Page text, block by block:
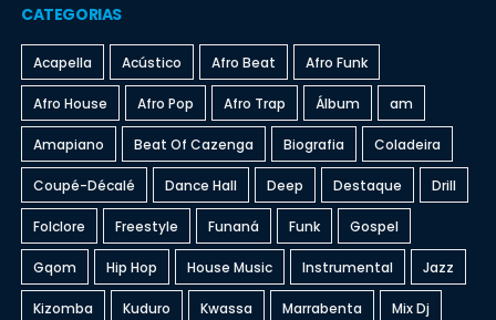
CATEGORIAS
Acapella Acústico Afro Beat Afro Funk
Afro House Afro Pop Afro Trap Álbum am
Amapiano Beat Of Cazenga Biografia Coladeira
Coupé-Décalé Dance Hall Deep Destaque Drill
Folclore Freestyle Funaná Funk Gospel
Gqom Hip Hop House Music Instrumental Jazz
Kizomba Kuduro Kwassa Marrabenta Mix Dj